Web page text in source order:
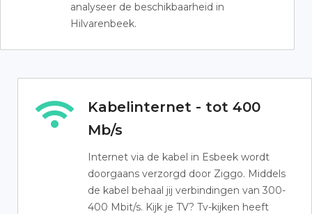
analyseer de beschikbaarheid in
Hilvarenbeek.
Kabelinternet - tot 400
Mb/s
Internet via de kabel in Esbeek wordt
doorgaans verzorgd door Ziggo. Middels
de kabel behaal jij verbindingen van 300-
400 Mbit/s. Kijk je TV? Tv-kijken heeft